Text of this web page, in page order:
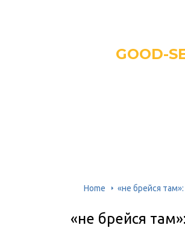
GOOD-
Home «не брейся
«не брейся